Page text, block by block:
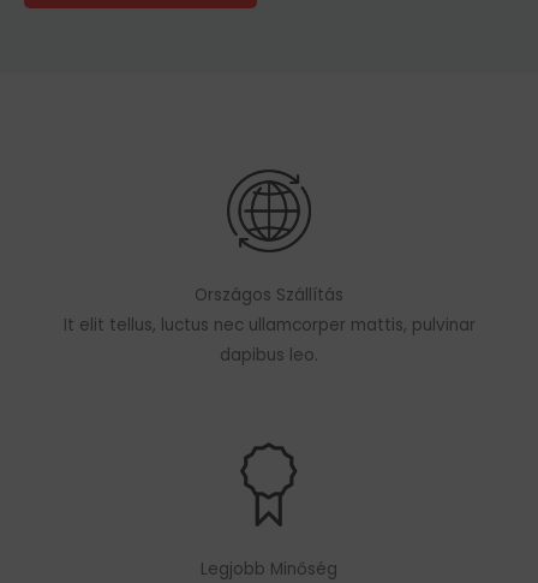
Országos Szállítás
It elit tellus, luctus nec ullamcorper mattis, pulvinar
dapibus leo.
Legjobb Minőség